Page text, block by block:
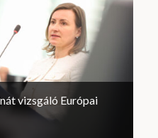
vizsgáló Európai